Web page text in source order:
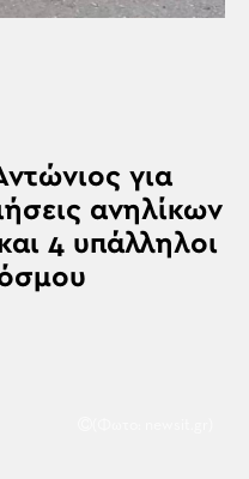
για
ανηλίκων
4 υπάλληλοι